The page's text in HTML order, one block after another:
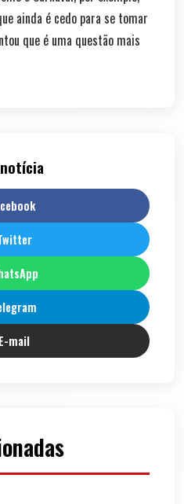
ainda é cedo para se tomar
que é uma questão mais
mail